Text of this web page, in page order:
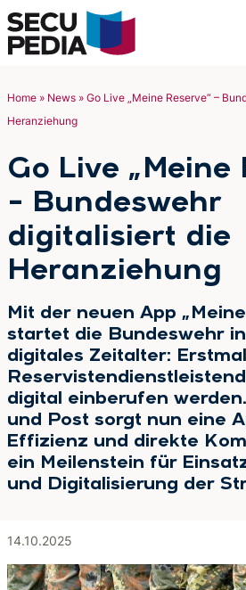
Home » News » Go Live „Meine Reserve“ –
Heranziehung
Go Live „Meine
– Bundeswehr
digitalisiert die
Heranziehung
Mit der neuen App
startet die Bundeswehr
digitales Zeitalter:
digital einberufen
und Post sorgt nun eine
Effizienz und direkte
ein Meilenstein für
und Digitalisierung der
14.10.2025